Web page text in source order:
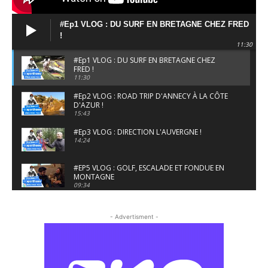
#Ep1 VLOG : DU SURF EN BRETAGNE CHEZ FRED
!
11:30
#Ep1 VLOG : DU SURF EN BRETAGNE CHEZ
FRED !
11:30
#Ep2 VLOG : ROAD TRIP D'ANNECY À LA CÔTE
D'AZUR !
15:43
#Ep3 VLOG : DIRECTION L'AUVERGNE !
14:24
#EP5 VLOG : GOLF, ESCALADE ET FONDUE EN
MONTAGNE
09:34
- Advertisment -